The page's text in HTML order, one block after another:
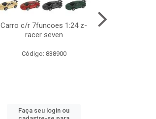
Carro c/r 7funcoes 1:24 z-
racer seven
Código: 838900
Faça seu login ou